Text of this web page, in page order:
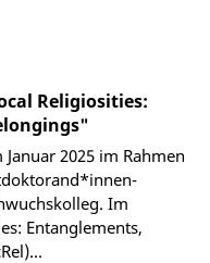
Religiosities:
2025 im Rahmen
Im
Entanglements,